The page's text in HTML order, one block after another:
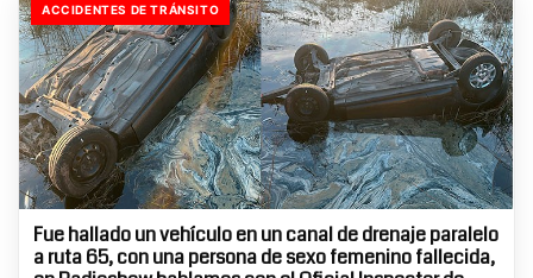
ACCIDENTES DE TRÁNSITO
Fue hallado un vehículo en un canal de drenaje paralelo
a ruta 65, con una persona de sexo femenino fallecida,